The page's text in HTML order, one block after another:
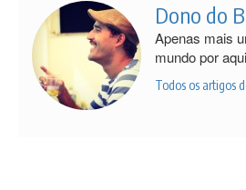
Dono do
Apenas mais
mundo por
Todos os artigos